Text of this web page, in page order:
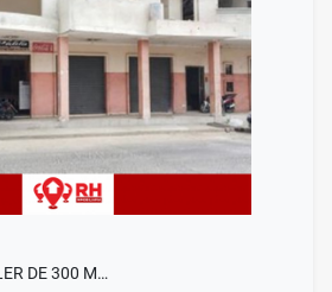
DE 300 M…